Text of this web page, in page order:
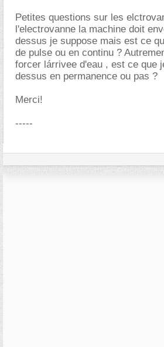
Petites questions sur les
l'electrovanne la machine doit
dessus je suppose mais est ce
de pulse ou en continu ?
forcer lárrivee d'eau , est ce que
dessus en permanence ou pas ?
Merci!
-----